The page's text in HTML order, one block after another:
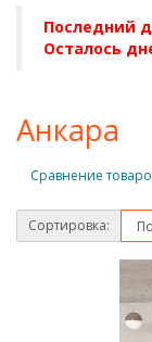
Последний
Осталось
Анкара
Сравнение
Сортировка: